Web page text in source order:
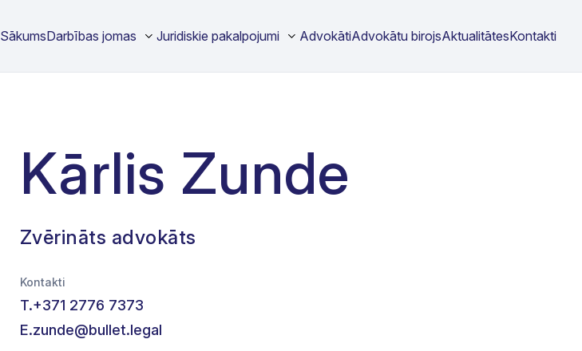
SākumsDarbības jomas Juridiskie pakalpojumi AdvokātiAdvokātu birojsAktualitātesKontakti
Kārlis Zunde
Zvērināts advokāts
Kontakti
T.+371 2776 7373
E.zunde@bullet.legal